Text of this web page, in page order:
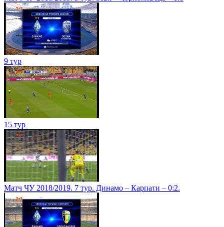
9 тур
15 тур
Матч ЧУ 2018/2019. 7 тур. Динамо – Карпати – 0:2.